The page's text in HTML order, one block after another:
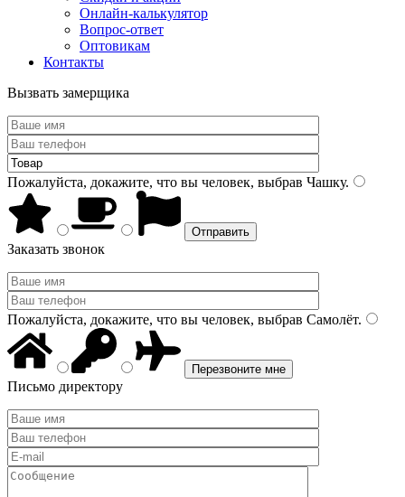
Онлайн-калькулятор
Вопрос-ответ
Оптовикам
Контакты
Вызвать замерщика
Пожалуйста, докажите, что вы человек, выбрав Чашку.
Заказать звонок
Пожалуйста, докажите, что вы человек, выбрав Самолёт.
Письмо директору